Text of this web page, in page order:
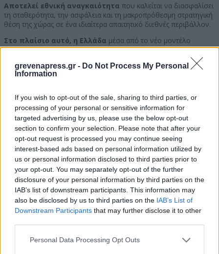
grevenapress.gr - Do Not Process My Personal
Information
If you wish to opt-out of the sale, sharing to third parties, or
processing of your personal or sensitive information for
targeted advertising by us, please use the below opt-out
section to confirm your selection. Please note that after your
opt-out request is processed you may continue seeing
interest-based ads based on personal information utilized by
us or personal information disclosed to third parties prior to
your opt-out. You may separately opt-out of the further
disclosure of your personal information by third parties on the
IAB’s list of downstream participants. This information may
also be disclosed by us to third parties on the IAB’s List of
Downstream Participants that may further disclose it to other
Personal Data Processing Opt Outs
Αποτελεί εθνική αναγκαιότητα που καλείται να διασφαλίσει
τη σταθερότητα, την ασφάλεια και τη μακροπρόθεσμη στρατηγική
θέση της χώρας σε ένα ιδιαίτερα απαιτητικό διεθνές περιβάλλον.
Στο πλαίσιο αυτό, η Ελλάδα μέσα από το νέο μοντέλο
διαχείρισης των ελληνοτουρκικών σχέσεων που συνδυάζει
ενεργό διάλογο, αξιόπιστη αποτροπή και στρατηγική ευθύνης,
επιδιώκει να διασφαλίσει ότι εισέρχεται σε κάθε
διαπραγμάτευση με την Τουρκία από θέση ισχύος και
Λαμβάνοντας υπόψη, ότι η Τουρκία προσεγγίζει τις διεθνείς
σχέσεις με όρους ισχύος και αντιμετωπίζει διαφορετικά έναν
ισχυρό από έναν αδύναμο παίκτη,η αποτελεσματικότητα
της Στρατηγικής της Ευθύνης έχει ήδη κριθεί στο πεδίο
Συγκεκριμένα,η διαχρονική επιδίωξη της Τουρκίας για
πρόκληση περιορισμένης κλίμακας θερμού επεισοδίου
στο Αιγαίο είχε ως βασικό στόχο να σύρει την Ελλάδα
στο τραπέζι των διαπραγματεύσεων από θέση ισχύος
Μέσω μιας τέτοιας εξέλιξης, η Άγκυρα θα επιχειρούσε να
επιβάλει τετελεσμένα και να προωθήσει τον αντικειμενικό σκοπό
(ΑΝΣΚ) της υψηλής στρατηγικής της: τηναναθεώρηση του
υφιστάμενου status quo.
Η υλοποίηση της στρατηγικής αυτής, ωστόσο, φαίνεται